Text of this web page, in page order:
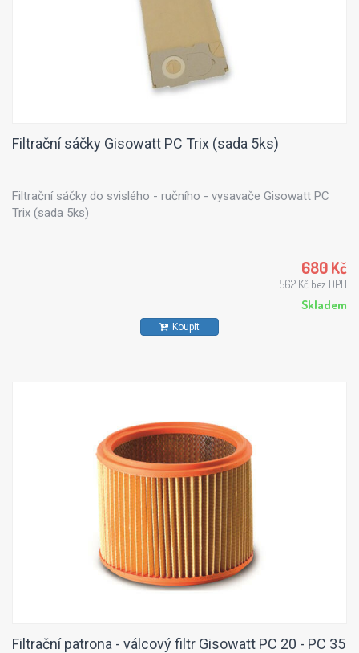
Filtrační sáčky Gisowatt PC Trix (sada 5ks)
Filtrační sáčky do svislého - ručního - vysavače Gisowatt PC
Trix (sada 5ks)
680 Kč
562 Kč bez DPH
Skladem
Koupit
Filtrační patrona - válcový filtr Gisowatt PC 20 - PC 35